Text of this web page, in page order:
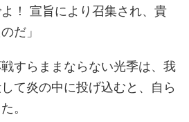
よ！ 宣旨により召集され、貴
だ」
すらままならない光季は、我
て炎の中に投げ込むと、自ら
。